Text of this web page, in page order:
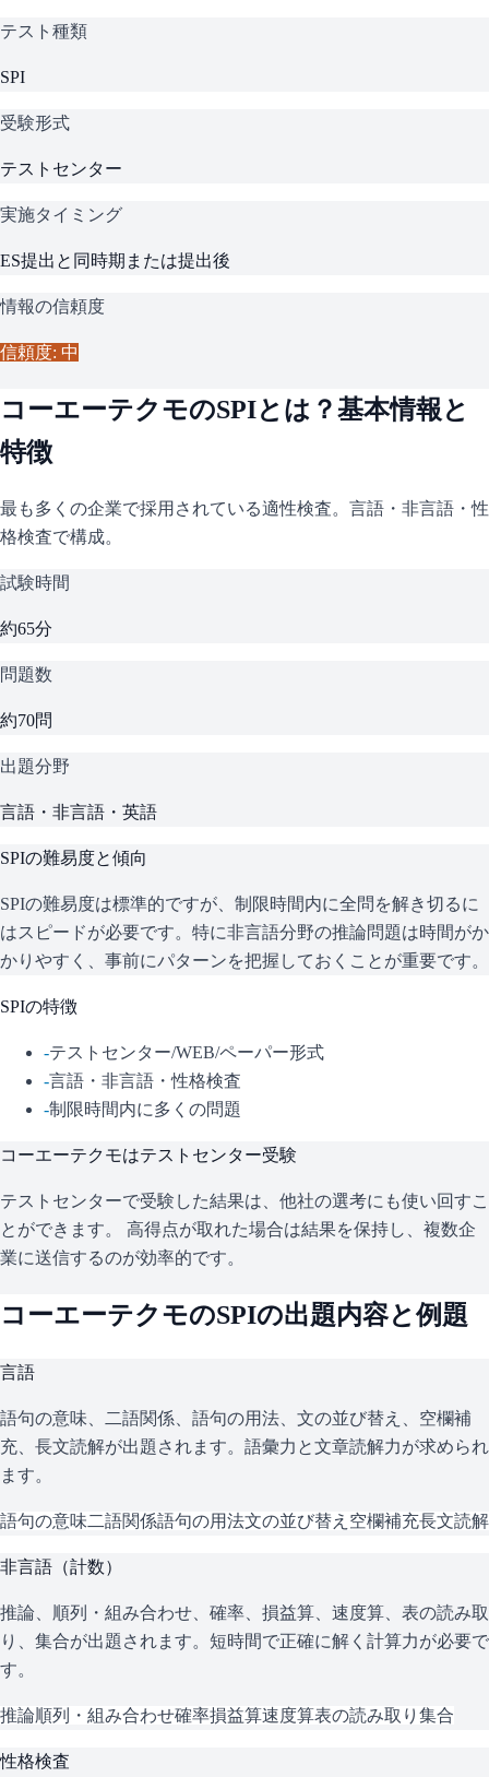
テスト種類
SPI
受験形式
テストセンター
実施タイミング
ES提出と同時期または提出後
情報の信頼度
信頼度: 中
コーエーテクモのSPIとは？基本情報と
特徴
最も多くの企業で採用されている適性検査。言語・非言語・性
格検査で構成。
試験時間
約65分
問題数
約70問
出題分野
言語・非言語・英語
SPIの難易度と傾向
SPIの難易度は標準的ですが、制限時間内に全問を解き切るに
はスピードが必要です。特に非言語分野の推論問題は時間がか
かりやすく、事前にパターンを把握しておくことが重要です。
SPIの特徴
-テストセンター/WEB/ペーパー形式
-言語・非言語・性格検査
-制限時間内に多くの問題
コーエーテクモはテストセンター受験
テストセンターで受験した結果は、他社の選考にも使い回すこ
とができます。 高得点が取れた場合は結果を保持し、複数企
業に送信するのが効率的です。
コーエーテクモのSPIの出題内容と例題
言語
語句の意味、二語関係、語句の用法、文の並び替え、空欄補
充、長文読解が出題されます。語彙力と文章読解力が求められ
ます。
語句の意味二語関係語句の用法文の並び替え 空欄補充長文読解
非言語（計数）
推論、順列・組み合わせ、確率、損益算、速度算、表の読み取
り、集合が出題されます。短時間で正確に解く計算力が必要で
す。
推論順列・組み合わせ確率損益算速度算表の読み取り 集合
性格検査